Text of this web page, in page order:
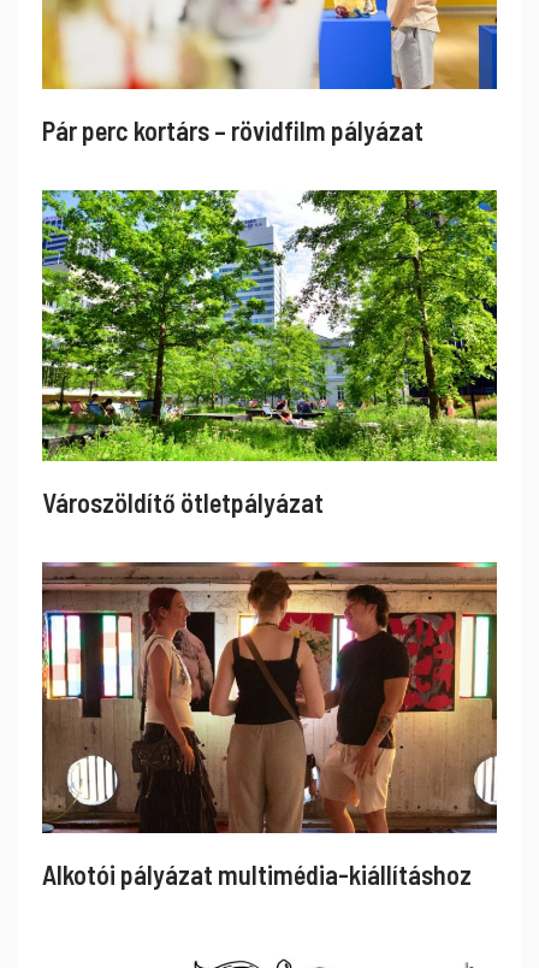
Pár perc kortárs – rövidfilm pályázat
Városzöldítő ötletpályázat
Alkotói pályázat multimédia-kiállításhoz